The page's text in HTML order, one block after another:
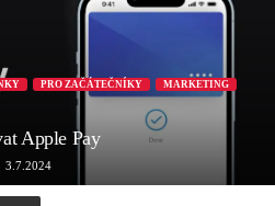
PRO ZAČÁTEČNÍKY
MARKETING
Apple Pay
3.7.2024